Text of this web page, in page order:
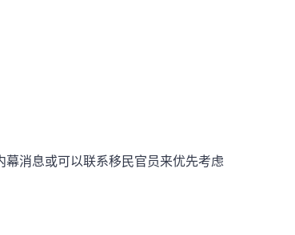
消息或可以联系移民官员来优先考虑